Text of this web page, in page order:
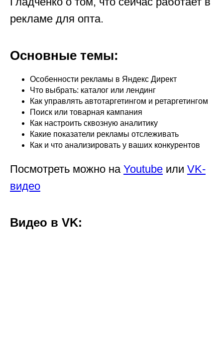
рекламе для опта.
Основные темы:
Особенности рекламы в Яндекс Директ
Что выбрать: каталог или лендинг
Как управлять автотаргетингом и ретаргетингом
Поиск или товарная кампания
Как настроить сквозную аналитику
Какие показатели рекламы отслеживать
Как и что анализировать у ваших конкурентов
Посмотреть можно на Youtube или VK-
видео
Видео в VK: